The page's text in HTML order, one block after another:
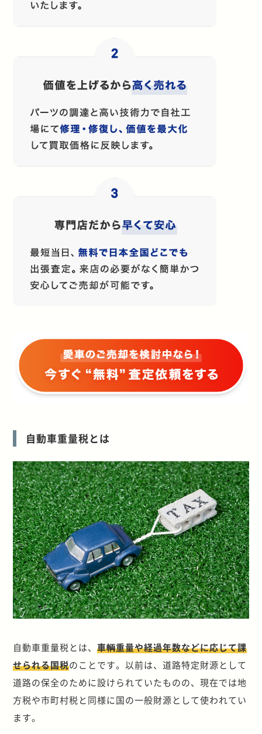
自動車重量税とは
自動車重量税とは、車輌重量や経過年数などに応じて課
せられる国税のことです。以前は、道路特定財源として
道路の保全のために設けられていたものの、現在では地
方税や市町村税と同様に国の一般財源として使われてい
ます。